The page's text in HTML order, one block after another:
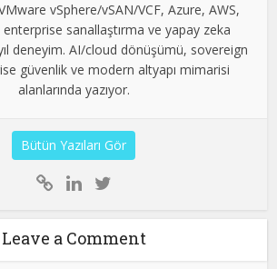
vSphere/vSAN/VCF, Azure, AWS,
sanallaştırma ve yapay zeka
deneyim. AI/cloud dönüşümü, sovereign
güvenlik ve modern altyapı mimarisi
alanlarında yazıyor.
Bütün Yazıları Gör
Leave a Comment